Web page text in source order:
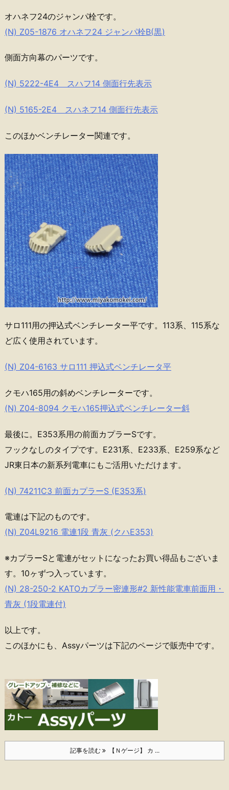
オハネフ24のジャンパ栓です。
(N) Z05-1876 オハネフ24 ジャンパ栓B(黒)
側面方向幕のパーツです。
(N) 5222-4E4 スハフ14 側面行先表示
(N) 5165-2E4 スハネフ14 側面行先表示
このほかベンチレーター関連です。
サロ111用の押込式ベンチレーター平です。113系、115系な
ど広く使用されています。
(N) Z04-6163 サロ111 押込式ベンチレータ平
クモハ165用の斜めベンチレーターです。
(N) Z04-8094 クモハ165押込式ベンチレーター斜
最後に。E353系用の前面カプラーSです。
フックなしのタイプです。E231系、E233系、E259系など
JR東日本の新系列電車にもご活用いただけます。
(N) 74211C3 前面カプラーS (E353系)
電連は下記のものです。
(N) Z04L9216 電連1段 青灰 (クハE353)
※カプラーSと電連がセットになったお買い得品もございま
す。10ヶずつ入っています。
(N) 28-250-2 KATOカプラー密連形#2 新性能電車前面用・
青灰 (1段電連付)
以上です。
このほかにも、Assyパーツは下記のページで販売中です。
記事を読む 【Ｎゲージ】 カ ...